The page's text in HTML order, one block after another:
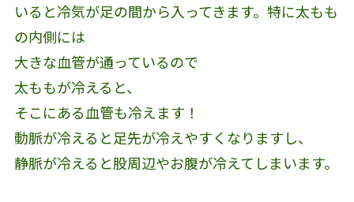
いると冷気が足の間から入ってきます。特に太もも
の内側には
大きな血管が通っているので
太ももが冷えると、
そこにある血管も冷えます！
動脈が冷えると足先が冷えやすくなりますし、
静脈が冷えると股周辺やお腹が冷えてしまいます。